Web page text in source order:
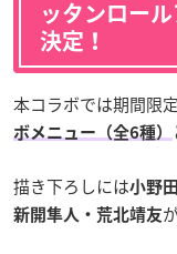
ッタンロー
決定！
本コラボでは期間限
ボメニュー（全6種）
描き下ろしには小野
新開隼人・荒北靖友